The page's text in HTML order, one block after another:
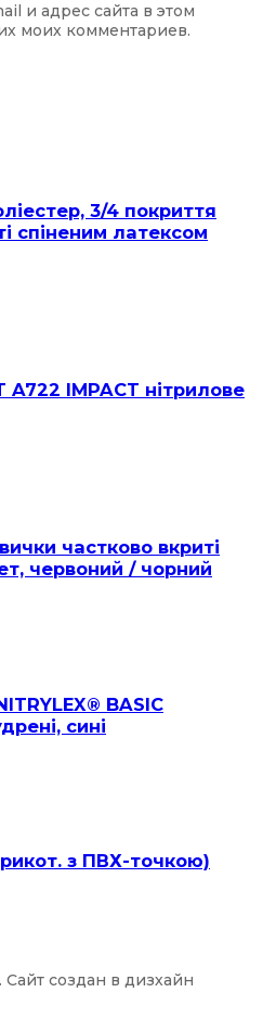
и адрес сайта в этом
моих комментариев.
3/4 покриття
спіненим латексом
A722 IMPACT нітрилове
частково вкриті
червоний / чорний
BASIC
сині
з ПВХ-точкою)
создан в дизхайн